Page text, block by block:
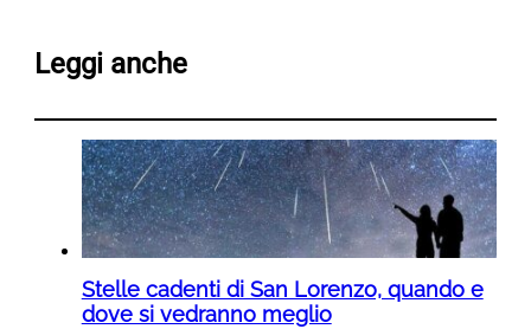
Leggi anche
Stelle cadenti di San Lorenzo, quando e
dove si vedranno meglio